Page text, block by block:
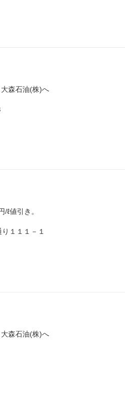
森石油(株)へ
ℓ値引き。
１１１－１
森石油(株)へ